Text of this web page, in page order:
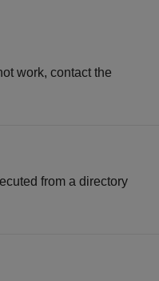
work, contact the
from a directory